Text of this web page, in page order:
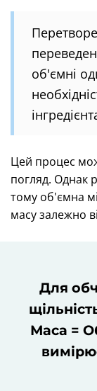
об'ємні
Цей процес
погляд. Однак
тому об'ємна
масу залежно
Для
Маса =